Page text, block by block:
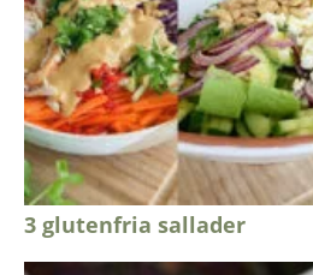
3 glutenfria sallader